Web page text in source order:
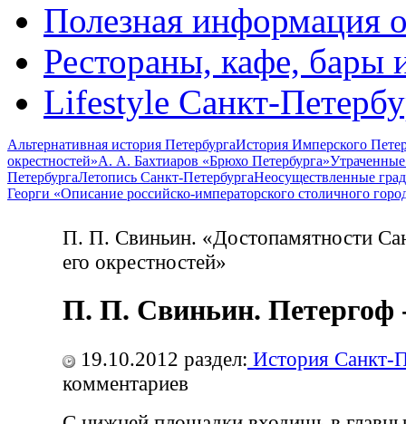
Полезная информация
Рестораны, кафе, бары
Lifestyle Санкт-
Альтернативная история ПетербургаИстория Имперского
окрестностей»А. А. Бахтиаров «Брюхо Петербурга»
ПетербургаЛетопись Санкт-ПетербургаНеосуществленные
Георги «Описание российско-императорского столичного
П. П. Свиньин. «Достопамятности
его окрестностей»
П. П. Свиньин. Петергоф
19.10.2012 раздел: История Санкт-
комментариев